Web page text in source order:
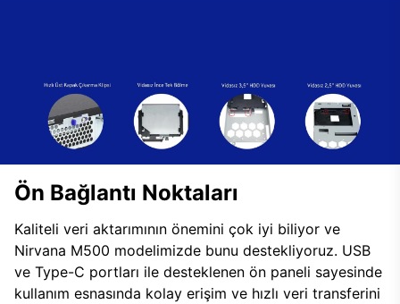
Ön Bağlantı Noktaları
Kaliteli veri aktarımının önemini çok iyi biliyor ve
Nirvana M500 modelimizde bunu destekliyoruz. USB
ve Type-C portları ile desteklenen ön paneli sayesinde
kullanım esnasında kolay erişim ve hızlı veri transferini